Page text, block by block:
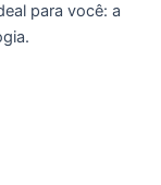
para você: a